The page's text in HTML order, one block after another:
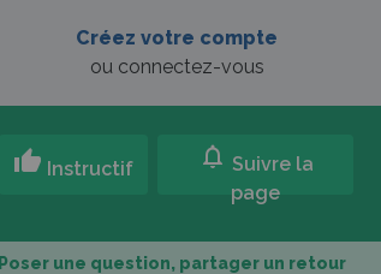
Créez votre compte
ou connectez-vous
thumb_up Instructif notifications Suivre la
page
Poser une question, partager un retour